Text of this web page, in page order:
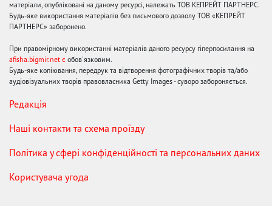
матеріали, опубліковані на даному ресурсі, належать ТОВ КЕПРЕЙТ ПАРТНЕРС.
Будь-яке використання матеріалів без письмового дозволу ТОВ «КЕПРЕЙТ
ПАРТНЕРС» заборонено.
При правомірному використанні матеріалів даного ресурсу гіперпосилання на
afisha.bigmir.net є обов'язковим.
Будь-яке копіювання, передрук та відтворення фотографічних творів та/або
аудіовізуальних творів правовласника Getty Images - суворо забороняється.
Редакція
Наші контакти та схема проїзду
Політика у сфері конфіденційності та персональних даних
Користувача угода